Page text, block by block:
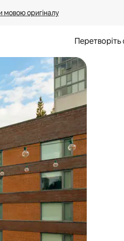
мовою оригіналу
вниз або жести дотику та гортання.